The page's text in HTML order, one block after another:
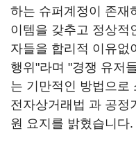
하는 슈퍼계정이 존재
이템을 갖추고 정상적
자들을 합리적 이유없
행위"라며 "경쟁 유저
는 기만적인 방법으로
전자상거래법 과 공정
원 요지를 밝혔습니다.